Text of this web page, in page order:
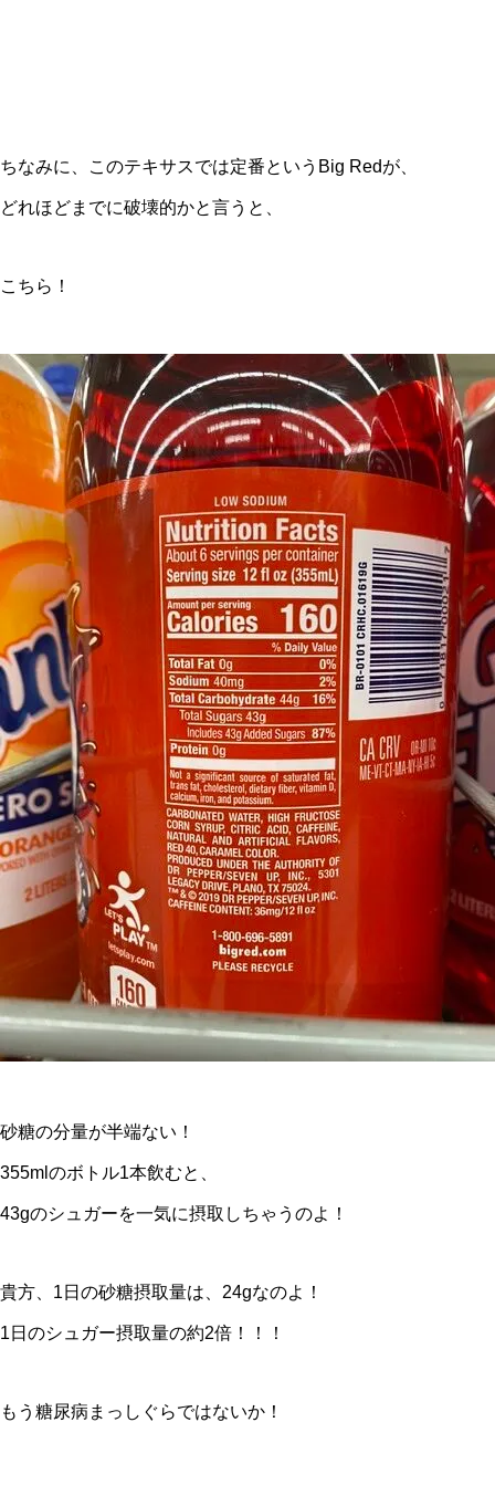
ちなみに、このテキサスでは定番というBig Redが、
どれほどまでに破壊的かと言うと、
こちら！
砂糖の分量が半端ない！
355mlのボトル1本飲むと、
43gのシュガーを一気に摂取しちゃうのよ！
貴方、1日の砂糖摂取量は、24gなのよ！
1日のシュガー摂取量の約2倍！！！
もう糖尿病まっしぐらではないか！